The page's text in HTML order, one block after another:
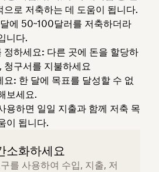
으로 저축하는 데 도움이 됩니다.
에 50~100달러를 저축하더라
니다.
정하세요: 다른 곳에 돈을 할당하
청구서를 지불하세요
요: 한 달에 목표를 달성할 수 없
보세요.
용하면 일일 지출과 함께 저축 목
이 됩니다.
소화하세요
를 사용하여 수입, 지출, 저